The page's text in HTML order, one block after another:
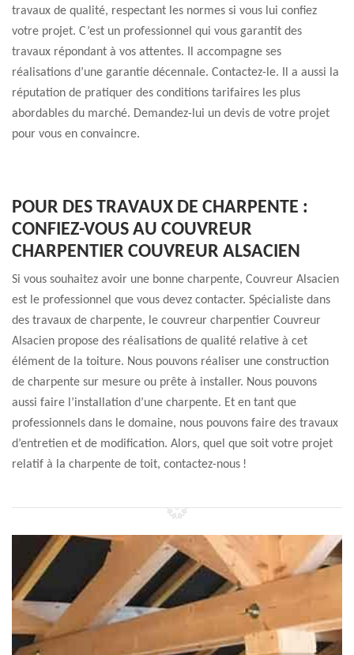
travaux de qualité, respectant les normes si vous lui confiez
votre projet. C’est un professionnel qui vous garantit des
travaux répondant à vos attentes. Il accompagne ses
réalisations d’une garantie décennale. Contactez-le. Il a aussi la
réputation de pratiquer des conditions tarifaires les plus
abordables du marché. Demandez-lui un devis de votre projet
pour vous en convaincre.
POUR DES TRAVAUX DE CHARPENTE :
CONFIEZ-VOUS AU COUVREUR
CHARPENTIER COUVREUR ALSACIEN
Si vous souhaitez avoir une bonne charpente, Couvreur Alsacien
est le professionnel que vous devez contacter. Spécialiste dans
des travaux de charpente, le couvreur charpentier Couvreur
Alsacien propose des réalisations de qualité relative à cet
élément de la toiture. Nous pouvons réaliser une construction
de charpente sur mesure ou prête à installer. Nous pouvons
aussi faire l’installation d’une charpente. Et en tant que
professionnels dans le domaine, nous pouvons faire des travaux
d’entretien et de modification. Alors, quel que soit votre projet
relatif à la charpente de toit, contactez-nous !